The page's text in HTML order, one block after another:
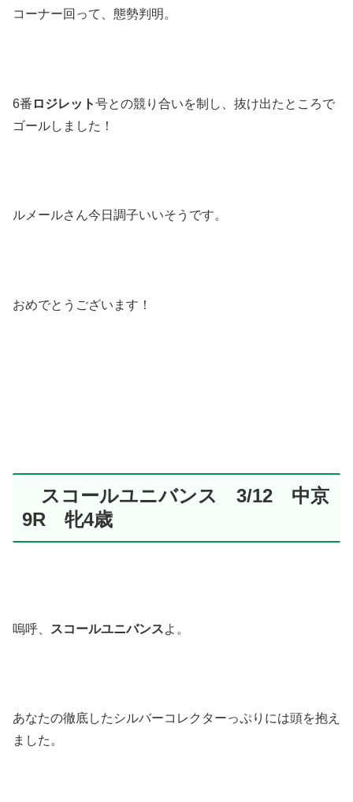
コーナー回って、態勢判明。
6番 ロジレット号との競り合いを制し、抜け出たところで
ゴールしました！
ルメールさん今日調子いいそうです。
おめでとうございます！
スコールユニバンス 3/12 中京
9R 牝4歳
嗚呼、 スコールユニバンスよ。
あなたの徹底したシルバーコレクターっぷりには頭を抱え
ました。